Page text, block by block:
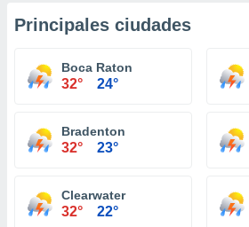
Principales ciudades
Boca Raton
32° 24°
Bradenton
32° 23°
Clearwater
32° 22°